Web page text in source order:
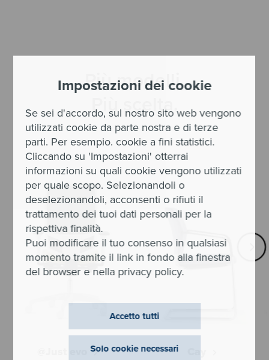
Impostazioni dei cookie
Se sei d'accordo, sul nostro sito web vengono
utilizzati cookie da parte nostra e di terze
parti. Per esempio. cookie a fini statistici.
Cliccando su 'Impostazioni' otterrai
informazioni su quali cookie vengono utilizzati
per quale scopo. Selezionandoli o
deselezionandoli, acconsenti o rifiuti il
trattamento dei tuoi dati personali per la
rispettiva finalità.
Puoi modificare il tuo consenso in qualsiasi
momento tramite il link in fondo alla finestra
del browser e nella privacy policy.
Accetto tutti
Solo cookie necessari
Più modelli.
Più scelta.